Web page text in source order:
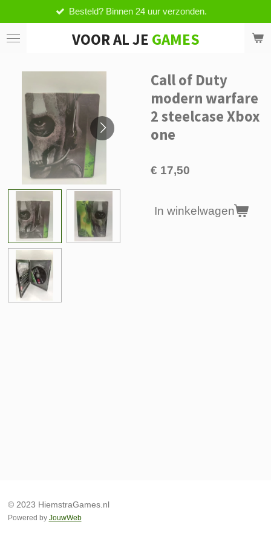
direct
naar
VOOR AL JE GAMES
Binnen 24 uur verzonden.
Call of Duty
modern warfare
2 steelcase Xbox
one
€ 17,50
In winkelwagen
© 2023 HiemstraGames.nl
Powered by JouwWeb